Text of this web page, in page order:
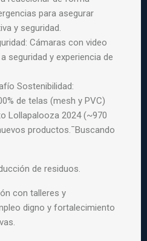
para asegurar
y seguridad.
Cámaras con video
seguridad y experiencia de
Sostenibilidad:
de telas (mesh y PVC)
Lollapalooza 2024 (~970
productos.¯Buscando
de residuos.
con talleres y
digno y fortalecimiento